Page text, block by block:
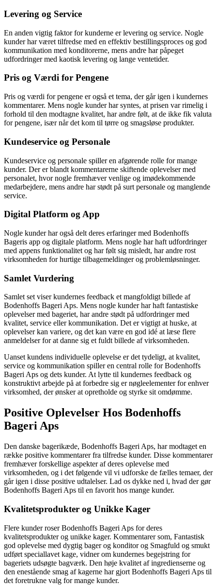
Levering og Service
En anden vigtig faktor for kunderne er levering og service. Nogle
kunder har været tilfredse med en effektiv bestillingsproces og god
kommunikation med konditorerne, mens andre har påpeget
udfordringer med kaotisk levering og lange ventetider.
Pris og Værdi for Pengene
Pris og værdi for pengene er også et tema, der går igen i kundernes
kommentarer. Mens nogle kunder har syntes, at prisen var rimelig i
forhold til den modtagne kvalitet, har andre følt, at de ikke fik valuta
for pengene, især når det kom til tørre og smagsløse produkter.
Kundeservice og Personale
Kundeservice og personale spiller en afgørende rolle for mange
kunder. Der er blandt kommentarerne skiftende oplevelser med
personalet, hvor nogle fremhæver venlige og imødekommende
medarbejdere, mens andre har stødt på surt personale og manglende
service.
Digital Platform og App
Nogle kunder har også delt deres erfaringer med Bodenhoffs
Bageris app og digitale platform. Mens nogle har haft udfordringer
med appens funktionalitet og har følt sig misledt, har andre rost
virksomheden for hurtige tilbagemeldinger og problemløsninger.
Samlet Vurdering
Samlet set viser kundernes feedback et mangfoldigt billede af
Bodenhoffs Bageri Aps. Mens nogle kunder har haft fantastiske
oplevelser med bageriet, har andre stødt på udfordringer med
kvalitet, service eller kommunikation. Det er vigtigt at huske, at
oplevelser kan variere, og det kan være en god idé at læse flere
anmeldelser for at danne sig et fuldt billede af virksomheden.
Uanset kundens individuelle oplevelse er det tydeligt, at kvalitet,
service og kommunikation spiller en central rolle for Bodenhoffs
Bageri Aps og dets kunder. At lytte til kundernes feedback og
konstruktivt arbejde på at forbedre sig er nøgleelementer for enhver
virksomhed, der ønsker at opretholde og styrke sit omdømme.
Positive Oplevelser Hos Bodenhoffs
Bageri Aps
Den danske bagerikæde, Bodenhoffs Bageri Aps, har modtaget en
række positive kommentarer fra tilfredse kunder. Disse kommentarer
fremhæver forskellige aspekter af deres oplevelse med
virksomheden, og i det følgende vil vi udforske de fælles temaer, der
går igen i disse positive udtalelser. Lad os dykke ned i, hvad der gør
Bodenhoffs Bageri Aps til en favorit hos mange kunder.
Kvalitetsprodukter og Unikke Kager
Flere kunder roser Bodenhoffs Bageri Aps for deres
kvalitetsprodukter og unikke kager. Kommentarer som, Fantastisk
god oplevelse med dygtig bager og konditor og Smagfuld og smukt
udført speciallavet kage, vidner om kundernes begejstring for
bageriets udsøgte bagværk. Den høje kvalitet af ingredienserne og
den enestående smag af kagerne har gjort Bodenhoffs Bageri Aps til
det foretrukne valg for mange kunder.